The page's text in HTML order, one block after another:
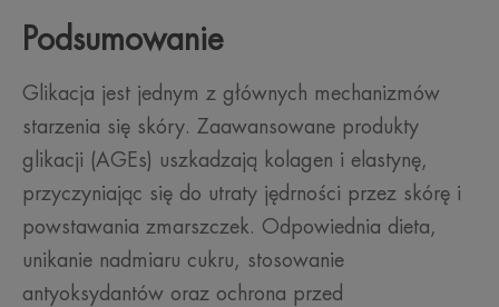
Podsumowanie
Glikacja jest jednym z głównych mechanizmów
starzenia się skóry. Zaawansowane produkty
glikacji (AGEs) uszkadzają kolagen i elastynę,
przyczyniając się do utraty jędrności przez skórę i
powstawania zmarszczek. Odpowiednia dieta,
unikanie nadmiaru cukru, stosowanie
antyoksydantów oraz ochrona przed